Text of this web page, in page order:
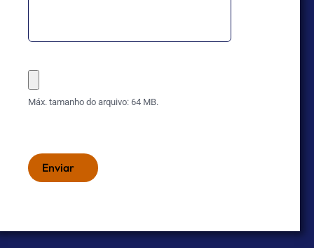
Máx. tamanho do arquivo: 64 MB.